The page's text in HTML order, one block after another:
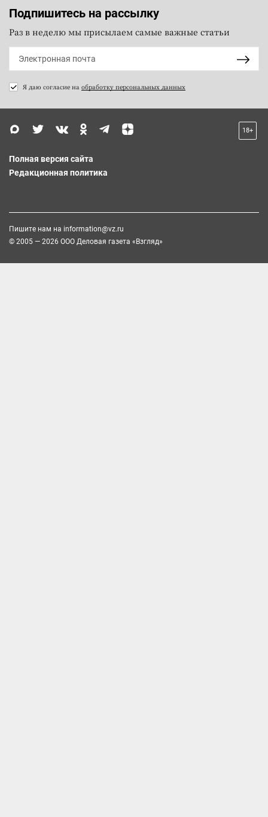
Подпишитесь на рассылку
Раз в неделю мы присылаем самые важные статьи
Я даю согласие на обработку персональных данных
18+
Полная версия сайта
Редакционная политика
Пишите нам на information@vz.ru
© 2005 — 2026 ООО Деловая газета «Взгляд»